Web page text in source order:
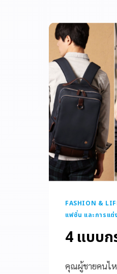
FASHION &
แฟชั่น และการแต่
4 แบบก
คุณผู้ชายคนไห